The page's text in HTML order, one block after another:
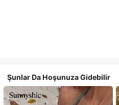
Şunlar Da Hoşunuza Gidebilir